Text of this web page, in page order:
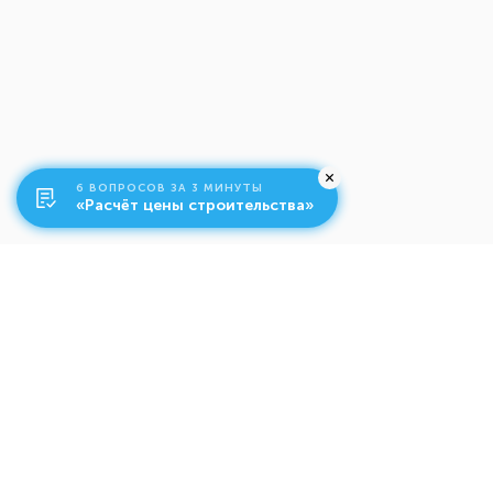
6 ВОПРОСОВ ЗА 3 МИНУТЫ
«Расчёт цены строительства»